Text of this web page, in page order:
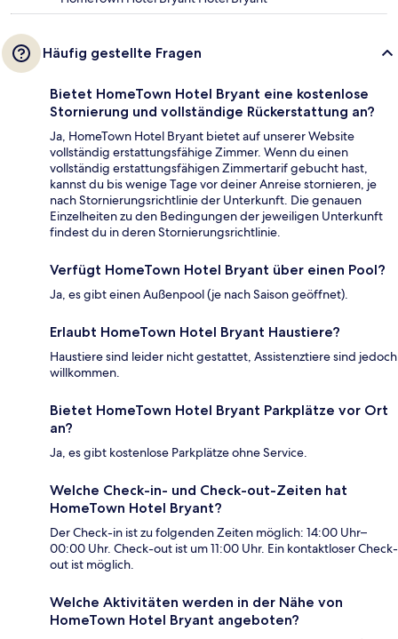
Häufig gestellte Fragen
Bietet HomeTown Hotel Bryant eine kostenlose
Stornierung und vollständige Rückerstattung an?
Ja, HomeTown Hotel Bryant bietet auf unserer Website
vollständig erstattungsfähige Zimmer. Wenn du einen
vollständig erstattungsfähigen Zimmertarif gebucht hast,
kannst du bis wenige Tage vor deiner Anreise stornieren, je
nach Stornierungsrichtlinie der Unterkunft. Die genauen
Einzelheiten zu den Bedingungen der jeweiligen Unterkunft
findest du in deren Stornierungsrichtlinie.
Verfügt HomeTown Hotel Bryant über einen Pool?
Ja, es gibt einen Außenpool (je nach Saison geöffnet).
Erlaubt HomeTown Hotel Bryant Haustiere?
Haustiere sind leider nicht gestattet, Assistenztiere sind jedoch
willkommen.
Bietet HomeTown Hotel Bryant Parkplätze vor Ort
an?
Ja, es gibt kostenlose Parkplätze ohne Service.
Welche Check-in- und Check-out-Zeiten hat
HomeTown Hotel Bryant?
Der Check-in ist zu folgenden Zeiten möglich: 14:00 Uhr–
00:00 Uhr. Check-out ist um 11:00 Uhr. Ein kontaktloser Check-
out ist möglich.
Welche Aktivitäten werden in der Nähe von
HomeTown Hotel Bryant angeboten?